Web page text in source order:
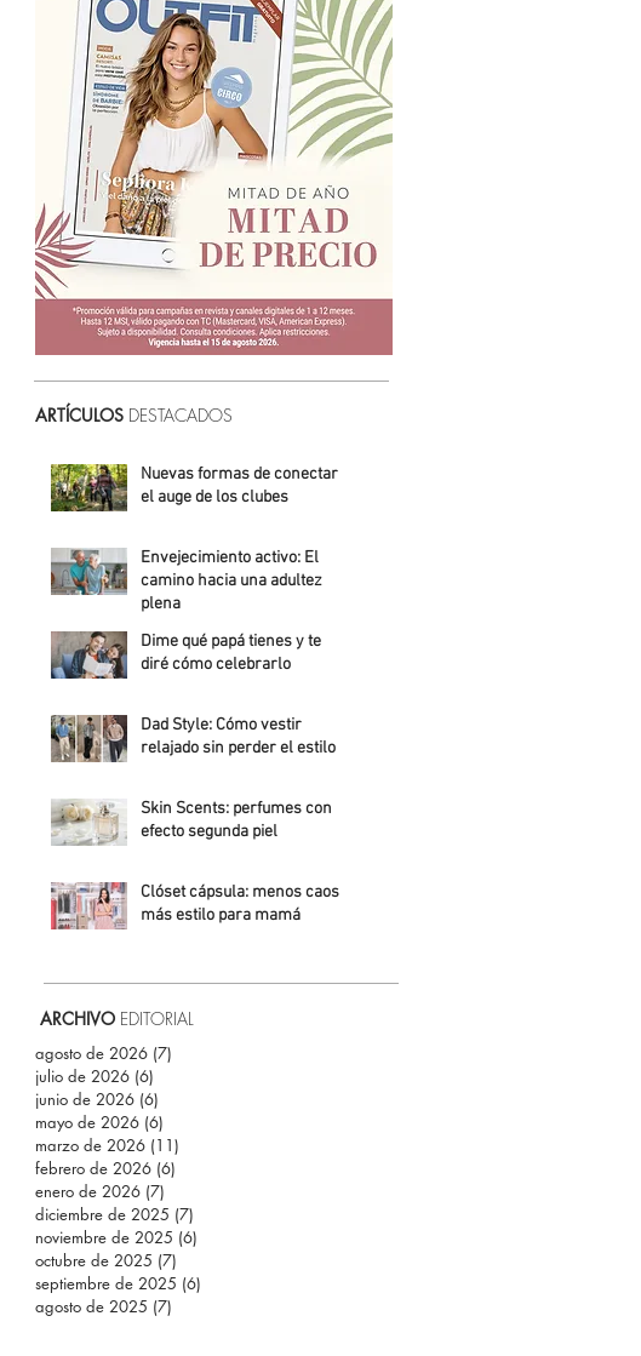
ARTÍCULOS DESTACADOS
Nuevas formas de conectar:
el auge de los clubes
Envejecimiento activo: El
camino hacia una adultez
plena
Alejandra Roldán
Dime qué papá tienes y te
diré cómo celebrarlo
Dad Style: Cómo vestir
relajado sin perder el estilo
Skin Scents: perfumes con
efecto segunda piel
Clóset cápsula: menos caos,
más estilo para mamá
ARCHIVO EDITORIAL
agosto de 2026 (7)
julio de 2026 (6)
junio de 2026 (6)
mayo de 2026 (6)
marzo de 2026 (11)
febrero de 2026 (6)
enero de 2026 (7)
diciembre de 2025 (7)
noviembre de 2025 (6)
octubre de 2025 (7)
septiembre de 2025 (6)
agosto de 2025 (7)